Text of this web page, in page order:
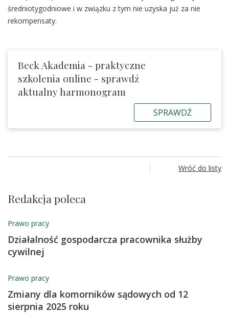
średniotygodniowe i w związku z tym nie uzyska już za nie
rekompensaty.
Beck Akademia - praktyczne
szkolenia online - sprawdź
aktualny harmonogram
SPRAWDŹ
Wróć do listy
Redakcja poleca
Prawo pracy
Działalność gospodarcza pracownika służby
cywilnej
Prawo pracy
Zmiany dla komorników sądowych od 12
sierpnia 2025 roku